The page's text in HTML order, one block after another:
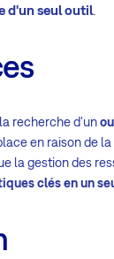
d'un seul outil.
recherche d'un
en raison de
la gestion des
clés en un